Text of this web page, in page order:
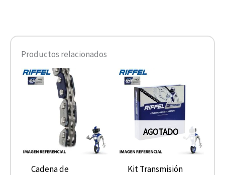
Productos relacionados
Cadena de
AGOTADO
Kit Transmisión